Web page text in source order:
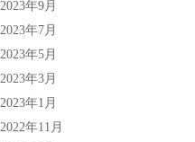
2023年9月
2023年7月
2023年5月
2023年3月
2023年1月
2022年11月